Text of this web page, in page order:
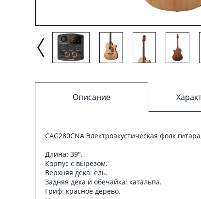
Описание
CAG280CNA Электроакустическая фолк
Длина: 39".
Корпус с вырезом.
Верхняя дека: ель.
Задняя дека и обечайка: катальпа.
Гриф: красное дерево.